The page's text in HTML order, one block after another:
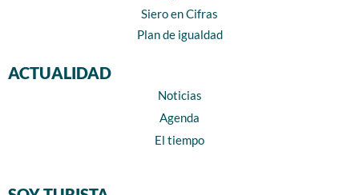
Siero en Cifras
Plan de igualdad
ACTUALIDAD
Noticias
Agenda
El tiempo